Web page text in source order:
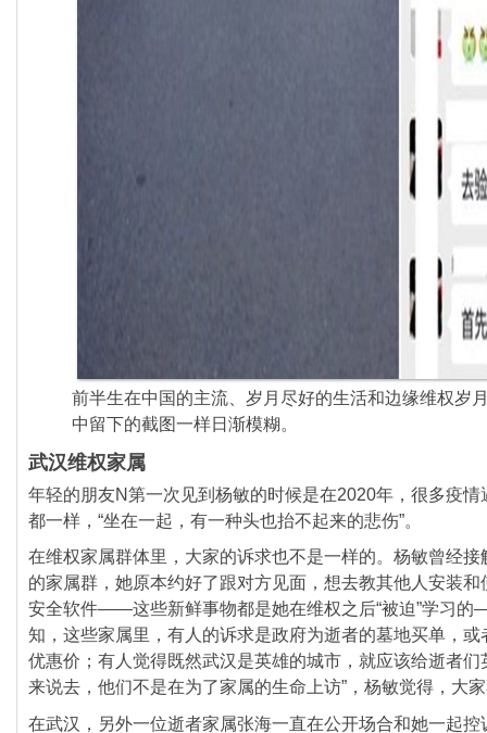
前半生在中国的主流、岁月尽好的生活和边缘维权岁
中留下的截图一样日渐模糊。
武汉维权家属
年轻的朋友N第一次见到杨敏的时候是在2020年， 很多疫情
都一样，“坐在一起， 有一种头也抬不起来的悲伤”。
在维权家属群体里，大家的诉求也不是一样的。 杨敏曾经接
的家属群，她原本约好了跟对方见面， 想去教其他人安装
安全软件——这些新鲜事物都是她在维权之后“被迫”学习
知， 这些家属里，有人的诉求是政府为逝者的墓地买单， 或
优惠价；有人觉得既然武汉是英雄的城市， 就应该给逝者们
来说去， 他们不是在为了家属的生命上访”，杨敏觉得，大
在武汉， 另外一位逝者家属张海一直在公开场合和她一起